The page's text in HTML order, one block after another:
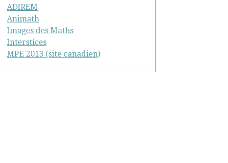
ADIREM
Animath
Images des Maths
Interstices
MPE 2013 (site canadien)